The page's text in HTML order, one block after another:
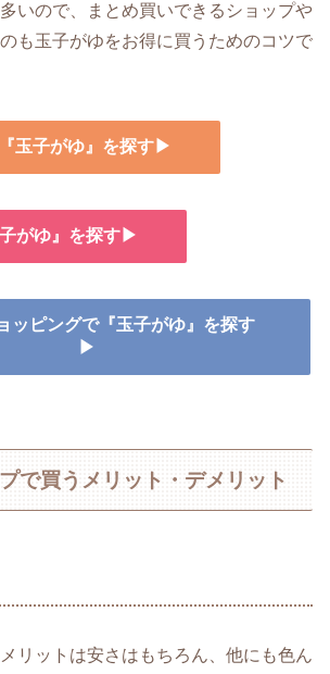
いので、まとめ買いできるショップや
も玉子がゆをお得に買うためのコツで
玉子がゆ』を探す▶
がゆ』を探す▶
ッピングで『玉子がゆ』を探す
▶
で買うメリット・デメリット
リットは安さはもちろん、他にも色ん